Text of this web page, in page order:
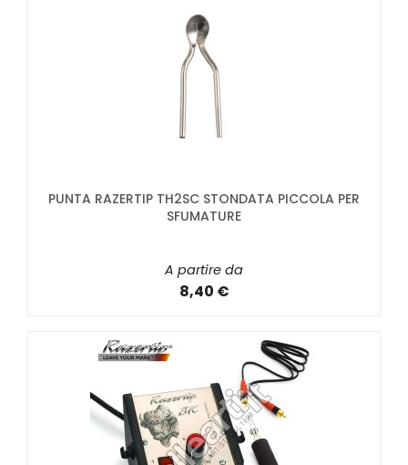
PUNTA RAZERTIP TH2SC STONDATA PICCOLA PER
SFUMATURE
A partire da
8,40 €